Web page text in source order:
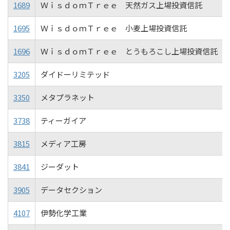
1689 ＷｉｓｄｏｍＴｒｅｅ 天然ガス上場投資信託
1695 ＷｉｓｄｏｍＴｒｅｅ 小麦上場投資信託
1696 ＷｉｓｄｏｍＴｒｅｅ とうもろこし上場投資信託
3205 ダイドーリミテッド
3350 メタプラネット
3738 ティーガイア
3815 メディア工房
3841 ジーダット
3905 データセクション
4107 伊勢化学工業